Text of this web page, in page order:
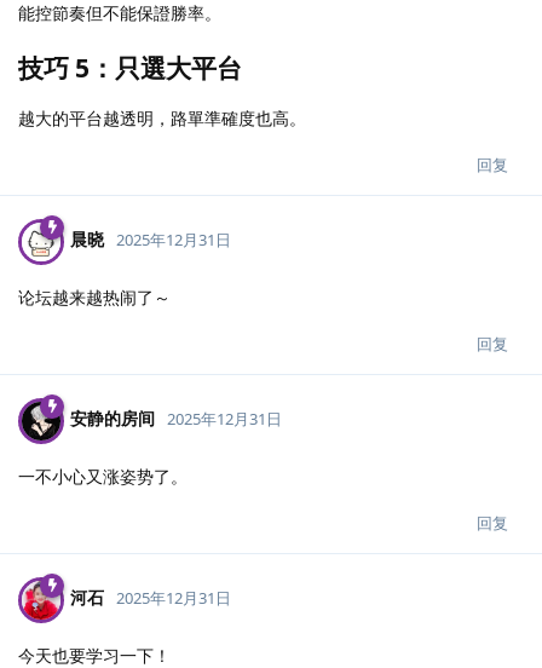
能控節奏但不能保證勝率。
技巧 5：只選大平台
越大的平台越透明，路單準確度也高。
回复
晨晓 2025年12月31日
论坛越来越热闹了～
回复
安静的房间 2025年12月31日
一不小心又涨姿势了。
回复
河石 2025年12月31日
今天也要学习一下！